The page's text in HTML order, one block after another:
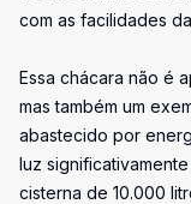
com as facilidades
Essa chácara não é
mas também um
abastecido por
luz
cisterna de 10.000